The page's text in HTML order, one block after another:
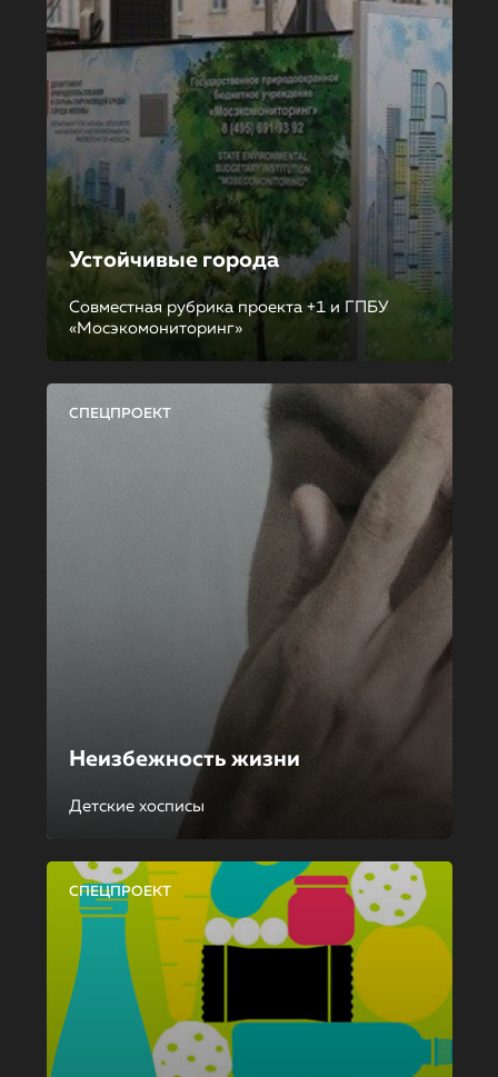
Устойчивые города
Совместная рубрика проекта +1 и ГПБУ
«Мосэкомониторинг»
СПЕЦПРОЕКТ
Неизбежность жизни
Детские хосписы
СПЕЦПРОЕКТ